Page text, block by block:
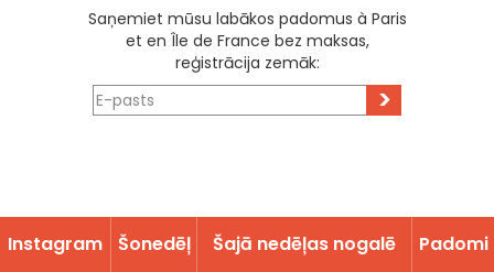
Saņemiet mūsu labākos padomus à Paris
et en Île de France bez maksas,
reģistrācija zemāk:
>
Instagram Šonedēļ Šajā nedēļas nogalē Padomi